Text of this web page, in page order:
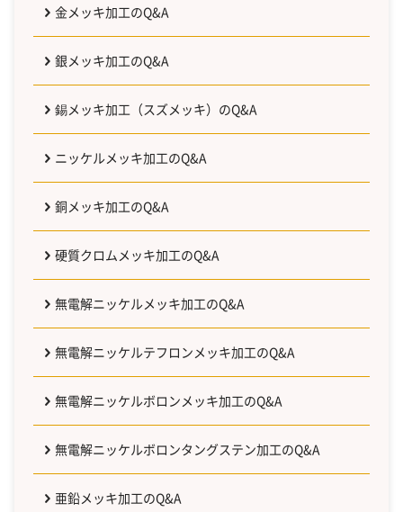
金メッキ加工のQ&A
銀メッキ加工のQ&A
錫メッキ加工（スズメッキ）のQ&A
ニッケルメッキ加工のQ&A
銅メッキ加工のQ&A
硬質クロムメッキ加工のQ&A
無電解ニッケルメッキ加工のQ&A
無電解ニッケルテフロンメッキ加工のQ&A
無電解ニッケルボロンメッキ加工のQ&A
無電解ニッケルボロンタングステン加工のQ&A
亜鉛メッキ加工のQ&A